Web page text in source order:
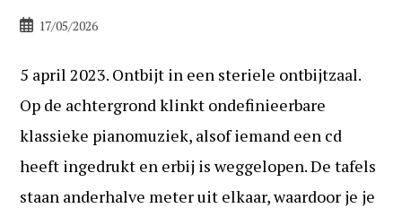
Bericht17/05/2026
5 april 2023. Ontbijt in een steriele ontbijtzaal.
Op de achtergrond klinkt ondefinieerbare
klassieke pianomuziek, alsof iemand een cd
heeft ingedrukt en erbij is weggelopen. De tafels
staan anderhalve meter uit elkaar, waardoor je je